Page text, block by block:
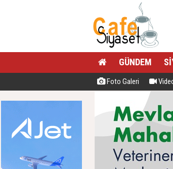
GÜNDEM
Foto Galeri